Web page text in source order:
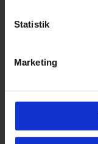
Statistik
Marketing